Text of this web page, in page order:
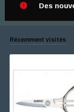
Des
Récemment visités